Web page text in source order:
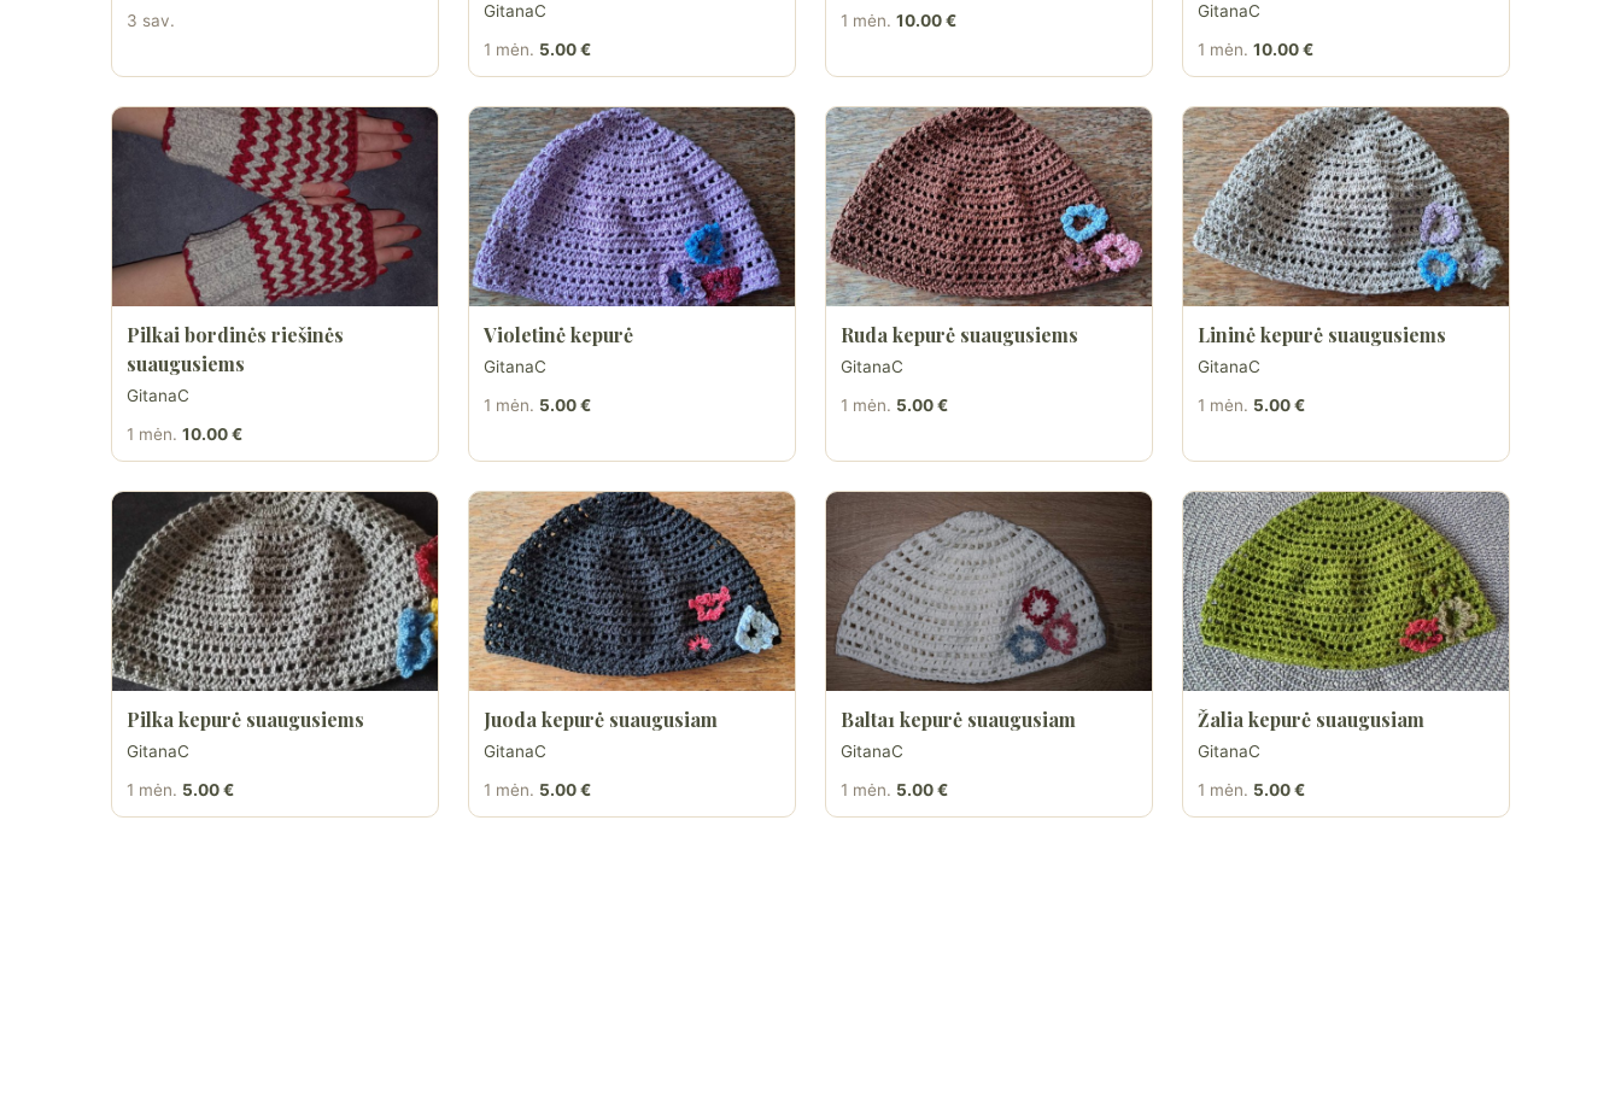
3 sav.
GitanaC
1 mėn. 5.00 €
1 mėn. 10.00 €
GitanaC
1 mėn. 10.00 €
Pilkai bordinės riešinės
suaugusiems
GitanaC
1 mėn. 10.00 €
Violetinė kepurė
GitanaC
1 mėn. 5.00 €
Ruda kepurė suaugusiems
GitanaC
1 mėn. 5.00 €
Lininė kepurė suaugusiems
GitanaC
1 mėn. 5.00 €
Pilka kepurė suaugusiems
GitanaC
1 mėn. 5.00 €
Juoda kepurė suaugusiam
GitanaC
1 mėn. 5.00 €
Balta1 kepurė suaugusiam
GitanaC
1 mėn. 5.00 €
Žalia kepurė suaugusiam
GitanaC
1 mėn. 5.00 €